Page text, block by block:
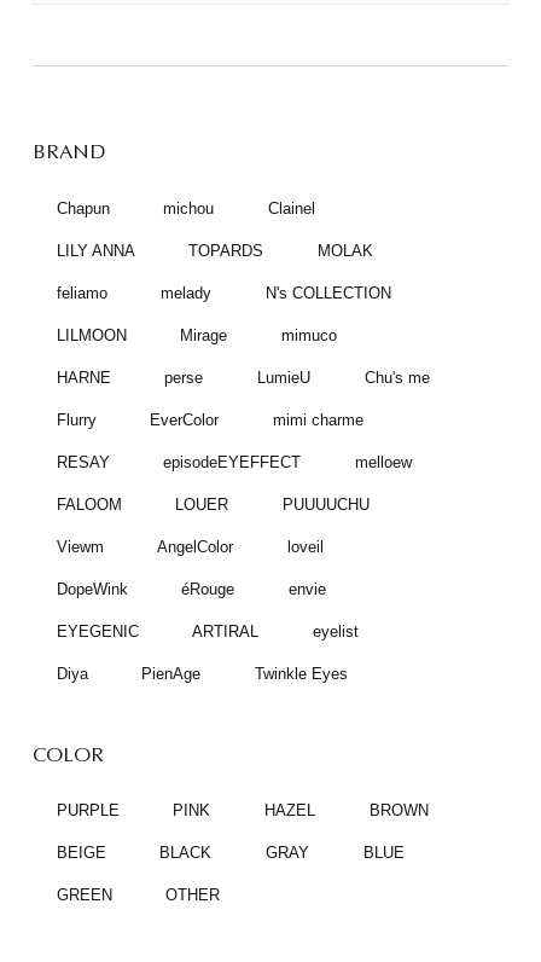
BRAND
Chapun michou Clainel
LILY ANNA TOPARDS MOLAK
feliamo melady N's COLLECTION
LILMOON Mirage mimuco
HARNE perse LumieU Chu's me
Flurry EverColor mimi charme
RESAY episodeEYEFFECT melloew
FALOOM LOUER PUUUUCHU
Viewm AngelColor loveil
DopeWink éRouge envie
EYEGENIC ARTIRAL eyelist
Diya PienAge Twinkle Eyes
COLOR
PURPLE PINK HAZEL BROWN
BEIGE BLACK GRAY BLUE
GREEN OTHER